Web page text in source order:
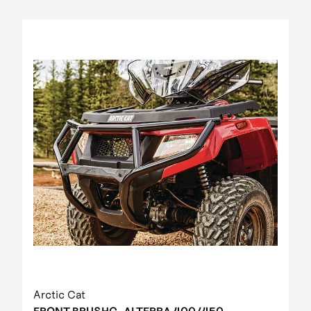
update
2012 US mod. 700 TRV GT
2012 XC 450 EFT IPM black-green 01
2013 1000 XT EFT white met
2013 450 R EFT Homologated
2013 550 EFT black
2013 550 XT EFT emerald green met
2013 700 Diesel EFT marsh
2013 700 XT EFT steel blue met
2013 Prowler HDX
2013 TBX 700 EGM T3S
2013 TRV 550 XT EFT emerald green met
2013 TRV 700 XT EFT black met
Arctic Cat